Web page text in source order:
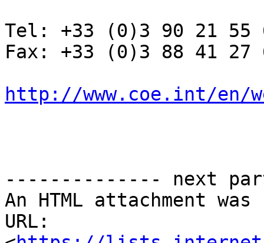
Tel: +33 (0)3 90 21 55
Fax: +33 (0)3 88 41 27
http://www.coe.int/en/
-------------- next
An HTML attachment
URL: